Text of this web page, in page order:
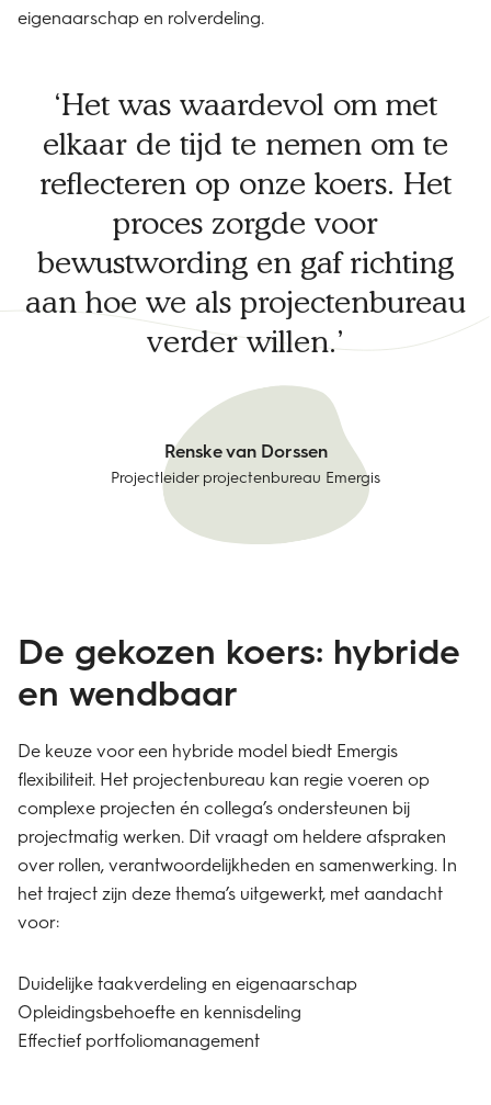
eigenaarschap en rolverdeling.
Het was waardevol om met
elkaar de tijd te nemen om te
reflecteren op onze koers. Het
proces zorgde voor
bewustwording en gaf richting
aan hoe we als projectenbureau
verder willen.
Renske van Dorssen
Projectleider projectenbureau Emergis
​De gekozen koers: hybride
en wendbaar
​De keuze voor een hybride model biedt Emergis
flexibiliteit. Het projectenbureau kan regie voeren op
complexe projecten én collega’s ondersteunen bij
projectmatig werken. Dit vraagt om heldere afspraken
over rollen, verantwoordelijkheden en samenwerking. In
het traject zijn deze thema’s uitgewerkt, met aandacht
voor:
​Duidelijke taakverdeling en eigenaarschap
Opleidingsbehoefte en kennisdeling
​Effectief portfoliomanagement